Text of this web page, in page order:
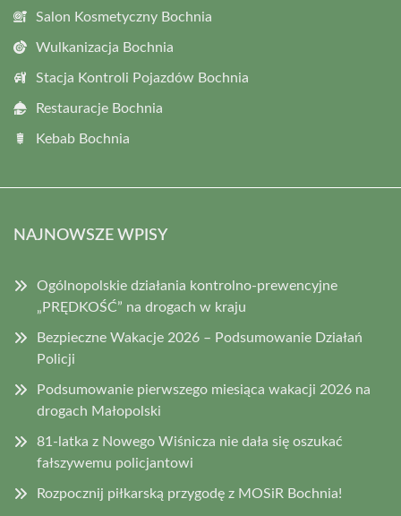
Salon Kosmetyczny Bochnia
Wulkanizacja Bochnia
Stacja Kontroli Pojazdów Bochnia
Restauracje Bochnia
Kebab Bochnia
NAJNOWSZE WPISY
Ogólnopolskie działania kontrolno-prewencyjne
„PRĘDKOŚĆ” na drogach w kraju
Bezpieczne Wakacje 2026 – Podsumowanie Działań
Policji
Podsumowanie pierwszego miesiąca wakacji 2026 na
drogach Małopolski
81-latka z Nowego Wiśnicza nie dała się oszukać
fałszywemu policjantowi
Rozpocznij piłkarską przygodę z MOSiR Bochnia!